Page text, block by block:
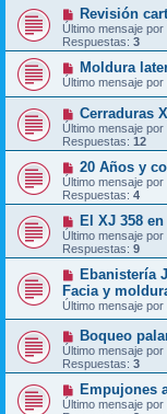
Revisión
Último mensaje por
Respuestas: 3
Moldura
Último mensaje por
Cerraduras
Último mensaje por
Respuestas: 12
20 Años y
Último mensaje por
Respuestas: 4
El XJ 358
Último mensaje por
Respuestas: 9
Ebanistería
Facia y
Último mensaje por
Boqueo
Último mensaje por
Respuestas: 3
Empujones
Último mensaje por